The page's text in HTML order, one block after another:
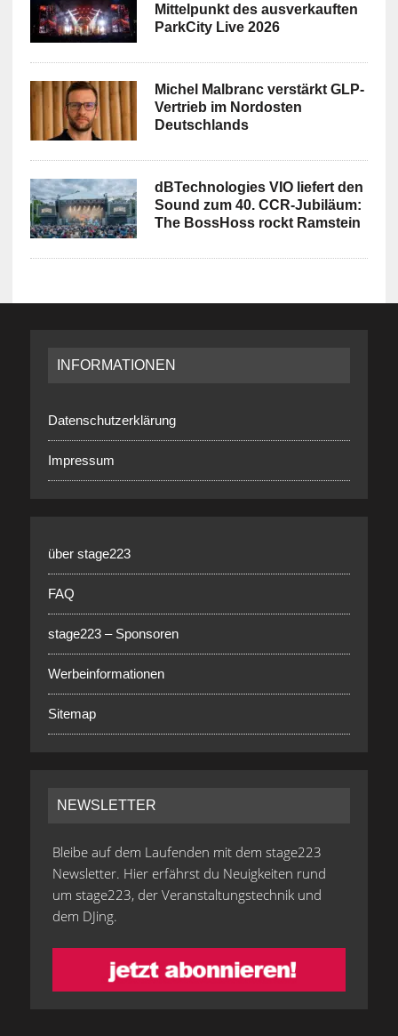
Mittelpunkt des ausverkauften
ParkCity Live 2026
Michel Malbranc verstärkt GLP-
Vertrieb im Nordosten
Deutschlands
dBTechnologies VIO liefert den
Sound zum 40. CCR-Jubiläum:
The BossHoss rockt Ramstein
INFORMATIONEN
Datenschutzerklärung
Impressum
über stage223
FAQ
stage223 – Sponsoren
Werbeinformationen
Sitemap
NEWSLETTER
Bleibe auf dem Laufenden mit dem stage223
Newsletter. Hier erfährst du Neuigkeiten rund
um stage223, der Veranstaltungstechnik und
dem DJing.